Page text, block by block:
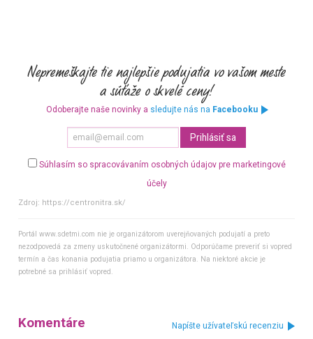
Odoberajte naše novinky a sledujte nás na Facebooku
Súhlasím so spracovávaním osobných údajov pre marketingové
účely
Zdroj: https://centronitra.sk/
Portál www.sdetmi.com nie je organizátorom uverejňovaných podujatí a preto
nezodpovedá za zmeny uskutočnené organizátormi. Odporúčame preveriť si vopred
termín a čas konania podujatia priamo u organizátora. Na niektoré akcie je
potrebné sa prihlásiť vopred.
Komentáre Napíšte užívateľskú recenziu